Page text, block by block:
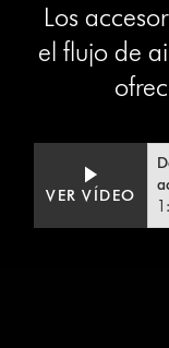
Los
el flujo de
Video
Transcript
Abrir
de
VER VÍDEO